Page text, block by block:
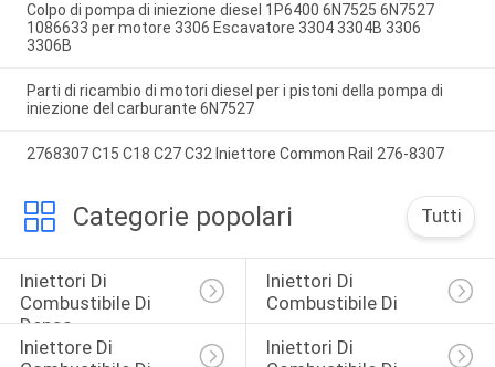
Colpo di pompa di iniezione diesel 1P6400 6N7525 6N7527
1086633 per motore 3306 Escavatore 3304 3304B 3306
3306B
Parti di ricambio di motori diesel per i pistoni della pompa di
iniezione del carburante 6N7527
2768307 C15 C18 C27 C32 Iniettore Common Rail 276-8307
Categorie popolari Tutti
Iniettori Di
Combustibile Di
Denso
Iniettori Di
Combustibile Di
Iniettore Di
Iniettori Di